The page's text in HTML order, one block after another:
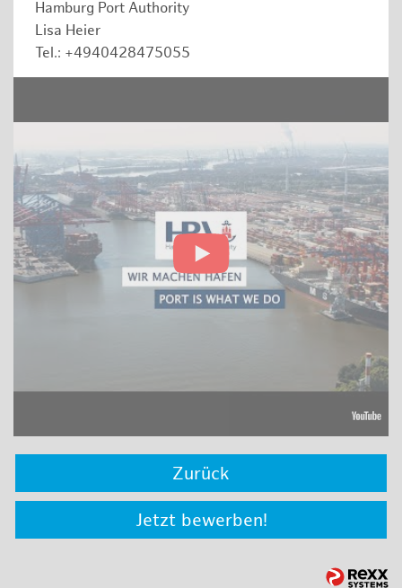
Hamburg Port Authority
Lisa Heier
Tel.: +4940428475055
Zurück
Jetzt bewerben!